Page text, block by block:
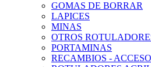
GOMAS DE BORRAR
LAPICES
MINAS
OTROS
PORTAMINAS
RECAMBIOS -